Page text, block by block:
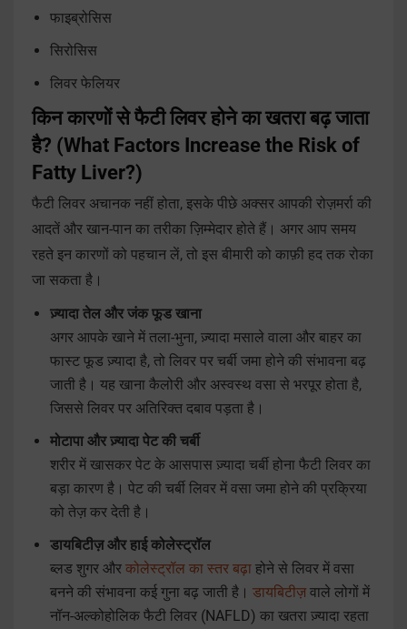
फाइब्रोसिस
सिरोसिस
लिवर फेलियर
किन कारणों से फैटी लिवर होने का खतरा बढ़ जाता
है? (What Factors Increase the Risk of
Fatty Liver?)
फैटी लिवर अचानक नहीं होता, इसके पीछे अक्सर आपकी रोज़मर्रा की
आदतें और खान-पान का तरीका ज़िम्मेदार होते हैं। अगर आप समय
रहते इन कारणों को पहचान लें, तो इस बीमारी को काफ़ी हद तक रोका
जा सकता है।
ज़्यादा तेल और जंक फूड खाना
अगर आपके खाने में तला-भुना, ज़्यादा मसाले वाला और बाहर का
फास्ट फूड ज़्यादा है, तो लिवर पर चर्बी जमा होने की संभावना बढ़
जाती है। यह खाना कैलोरी और अस्वस्थ वसा से भरपूर होता है,
जिससे लिवर पर अतिरिक्त दबाव पड़ता है।
मोटापा और ज़्यादा पेट की चर्बी
शरीर में खासकर पेट के आसपास ज़्यादा चर्बी होना फैटी लिवर का
बड़ा कारण है। पेट की चर्बी लिवर में वसा जमा होने की प्रक्रिया
को तेज़ कर देती है।
डायबिटीज़ और हाई कोलेस्ट्रॉल
ब्लड शुगर और कोलेस्ट्रॉल का स्तर बढ़ा होने से लिवर में वसा
बनने की संभावना कई गुना बढ़ जाती है। डायबिटीज़ वाले लोगों में
नॉन-अल्कोहोलिक फैटी लिवर (NAFLD) का खतरा ज़्यादा रहता